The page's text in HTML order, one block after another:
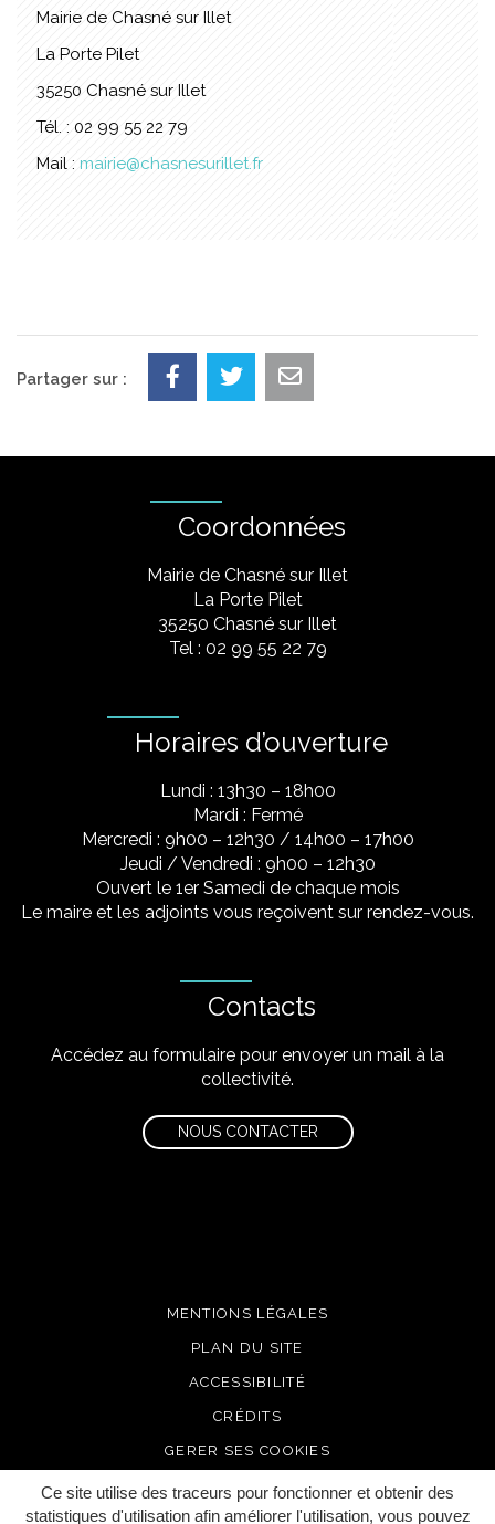
Ce site utilise des traceurs pour fonctionner et obtenir des
statistiques d'utilisation afin améliorer l'utilisation, vous pouvez
Mairie de Chasné sur Illet
La Porte Pilet
35250 Chasné sur Illet
Tél. : 02 99 55 22 79
Mail : mairie@chasnesurillet.fr
Partager sur :
Coordonnées
Mairie de Chasné sur Illet
La Porte Pilet
35250 Chasné sur Illet
Tel : 02 99 55 22 79
Horaires d’ouverture
Lundi : 13h30 – 18h00
Mardi : Fermé
Mercredi : 9h00 – 12h30 / 14h00 – 17h00
Jeudi / Vendredi : 9h00 – 12h30
Ouvert le 1er Samedi de chaque mois
Le maire et les adjoints vous reçoivent sur rendez-vous.
Contacts
Accédez au formulaire pour envoyer un mail à la
collectivité.
NOUS CONTACTER
MENTIONS LÉGALES
PLAN DU SITE
ACCESSIBILITÉ
CRÉDITS
GERER SES COOKIES